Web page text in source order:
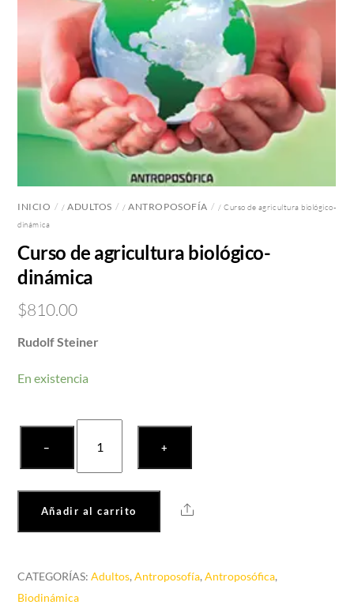
INICIO /ADULTOS /ANTROPOSOFÍA
/ Curso de agricultura biológico-
dinámica
Curso de agricultura biológico-
dinámica
$810.00
Rudolf Steiner
En existencia
−
agricultura
biológico-
dinámica
cantidad
+
Añadir al carrito Share
CATEGORÍAS:Adultos,Antroposofía,Antroposófica,
Biodinámica